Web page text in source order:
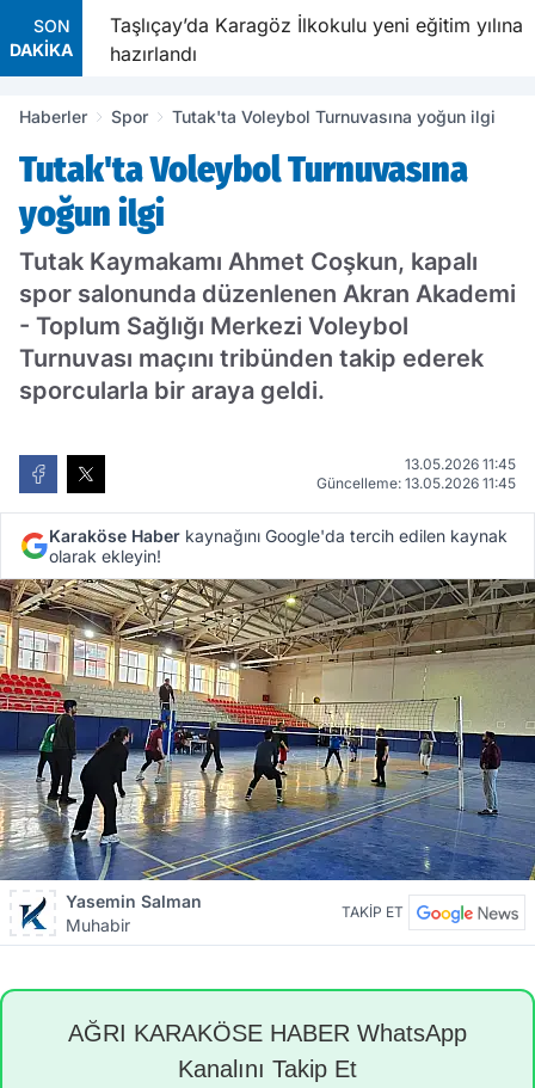
SON
DAKİKA
Taşlıçay’da Karagöz İlkokulu yeni eğitim yılına
hazırlandı
Haberler Spor Tutak'ta Voleybol Turnuvasına yoğun ilgi
Tutak'ta Voleybol Turnuvasına
yoğun ilgi
Tutak Kaymakamı Ahmet Coşkun, kapalı
spor salonunda düzenlenen Akran Akademi
- Toplum Sağlığı Merkezi Voleybol
Turnuvası maçını tribünden takip ederek
sporcularla bir araya geldi.
13.05.2026 11:45
Güncelleme: 13.05.2026 11:45
Karaköse Haber kaynağını Google'da tercih edilen kaynak
olarak ekleyin!
Yasemin Salman
Muhabir
TAKİP ET
AĞRI KARAKÖSE HABER WhatsApp
Kanalını Takip Et